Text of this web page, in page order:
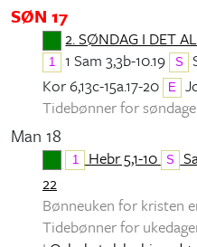
SØN 17
2. SØNDAG I DET
1 1 Sam 3,3b-10.19 S
Kor 6,13c-15a.17-20
E
Tidebønner for
Man 18
1 Hebr 5,1-10 S
22
Bønneuken for kristen
Tidebønner for